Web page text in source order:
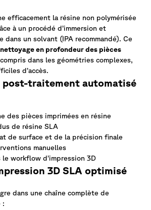
efficacement la résine non polymérisée
à un procédé d’immersion et
dans un solvant (IPA recommandé). Ce
nettoyage en profondeur des pièces
dans les géométries complexes,
d’accès.
post-traitement automatisé
des pièces imprimées en résine
de résine SLA
de surface et de la précision finale
manuelles
workflow d’impression 3D
3D SLA optimisé
dans une chaîne complète de
: